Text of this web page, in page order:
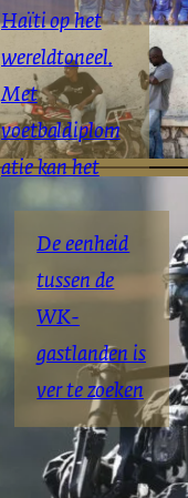
Haïti op het
wereldtoneel.
Met
voetbaldiplom
atie kan het
daar blijven
The Haitian
Times
De eenheid
tussen de
WK-
gastlanden is
ver te zoeken